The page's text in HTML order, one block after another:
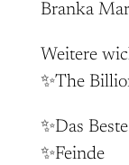
Branka
Weitere
✨The
✨Das
✨Feinde